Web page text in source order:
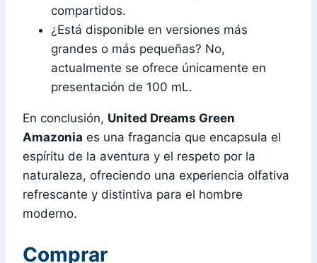
compartidos.
¿Está disponible en versiones más
grandes o más pequeñas? No,
actualmente se ofrece únicamente en
presentación de 100 mL.
En conclusión, United Dreams Green
Amazonia es una fragancia que encapsula el
espíritu de la aventura y el respeto por la
naturaleza, ofreciendo una experiencia olfativa
refrescante y distintiva para el hombre
moderno.
Comprar